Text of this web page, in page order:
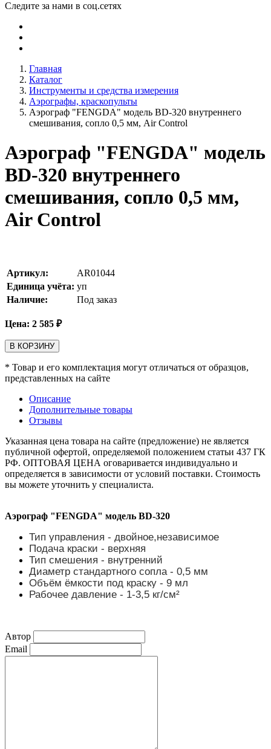
Следите за нами в соц.сетях
Главная
Каталог
Инструменты и средства измерения
Аэрографы, краскопульты
Аэрограф "FENGDA" модель BD-320 внутреннего
смешивания, сопло 0,5 мм, Air Control
Аэрограф "FENGDA" модель
BD-320 внутреннего
смешивания, сопло 0,5 мм,
Air Control
Артикул:
AR01044
Единица учёта: уп
Наличие:
Под заказ
Цена: 2 585 ₽
В КОРЗИНУ
* Товар и его комплектация могут отличаться от образцов,
представленных на сайте
Описание
Дополнительные товары
Отзывы
Указанная цена товара на сайте (предложение) не является
публичной офертой, определяемой положением статьи 437 ГК
РФ. ОПТОВАЯ ЦЕНА оговаривается индивидуально и
определяется в зависимости от условий поставки. Стоимость
вы можете уточнить у специалиста.
Аэрограф "FENGDA" модель BD-320
Тип управления - двойное,независимое
Подача краски - верхняя
Тип смешения - внутренний
Диаметр стандартного сопла - 0,5 мм
Объём ёмкости под краску - 9 мл
Рабочее давление - 1-3,5 кг/см²
Автор
Email